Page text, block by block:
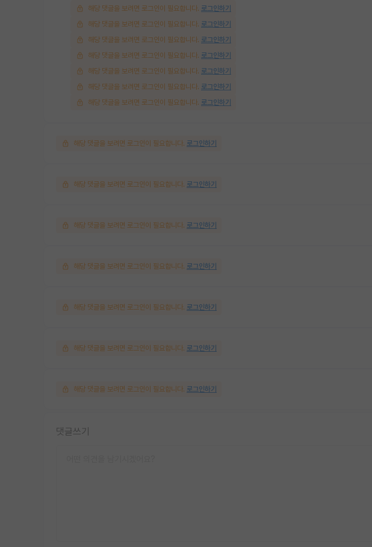
해당 댓글을 보려면 로그인이 필요합니다. 로그인하기
해당 댓글을 보려면 로그인이 필요합니다. 로그인하기
해당 댓글을 보려면 로그인이 필요합니다. 로그인하기
해당 댓글을 보려면 로그인이 필요합니다. 로그인하기
해당 댓글을 보려면 로그인이 필요합니다. 로그인하기
해당 댓글을 보려면 로그인이 필요합니다. 로그인하기
해당 댓글을 보려면 로그인이 필요합니다. 로그인하기
해당 댓글을 보려면 로그인이 필요합니다. 로그인하기
해당 댓글을 보려면 로그인이 필요합니다. 로그인하기
해당 댓글을 보려면 로그인이 필요합니다. 로그인하기
해당 댓글을 보려면 로그인이 필요합니다. 로그인하기
해당 댓글을 보려면 로그인이 필요합니다. 로그인하기
해당 댓글을 보려면 로그인이 필요합니다. 로그인하기
해당 댓글을 보려면 로그인이 필요합니다. 로그인하기
댓글쓰기